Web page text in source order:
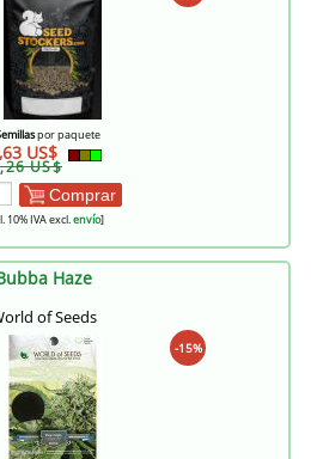
por paquete
US$
US$
Comprar
10% IVA excl.envío]
Haze
of Seeds
-15%